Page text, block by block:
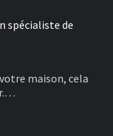
spécialiste de
maison, cela